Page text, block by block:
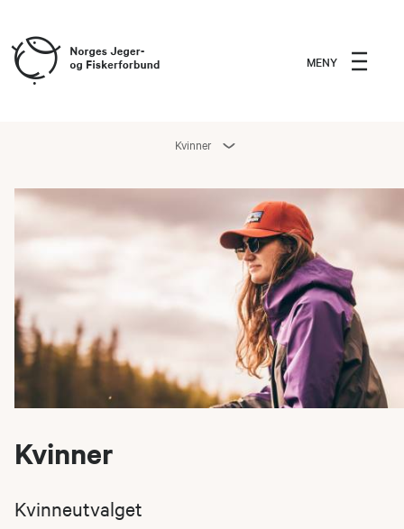
MENY
Kvinner
Kvinner
Kvinneutvalget